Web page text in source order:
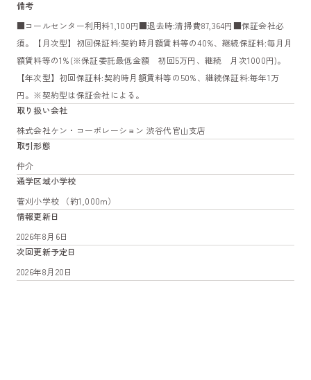
備考
■コールセンター利用料1,100円■退去時:清掃費87,364円■保証会社必
須。【月次型】初回保証料:契約時月額賃料等の40%、継続保証料:毎月月
額賃料等の1%(※保証委託最低金額 初回5万円、継続 月次1000円)。
【年次型】初回保証料:契約時月額賃料等の50%、継続保証料:毎年1万
円。※契約型は保証会社による。
取り扱い会社
株式会社ケン・コーポレーション 渋谷代官山支店
取引形態
仲介
通学区域小学校
菅刈小学校 （約1,000m）
情報更新日
2026年8月6日
次回更新予定日
2026年8月20日